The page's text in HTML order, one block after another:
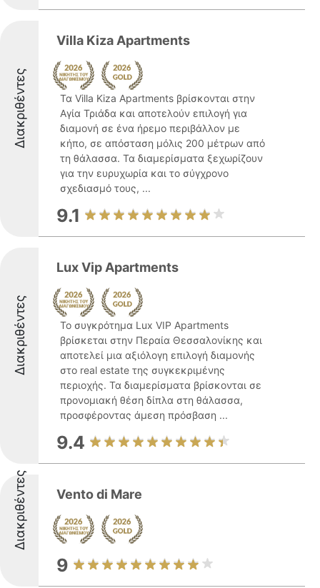
Διακριθέντες
Villa Kiza Apartments
Τα Villa Kiza Apartments βρίσκονται στην
Αγία Τριάδα και αποτελούν επιλογή για
διαμονή σε ένα ήρεμο περιβάλλον με
κήπο, σε απόσταση μόλις 200 μέτρων από
τη θάλασσα. Τα διαμερίσματα ξεχωρίζουν
για την ευρυχωρία και το σύγχρονο
σχεδιασμό τους, ...
9.1
Διακριθέντες
Lux Vip Apartments
Το συγκρότημα Lux VIP Apartments
βρίσκεται στην Περαία Θεσσαλονίκης και
αποτελεί μια αξιόλογη επιλογή διαμονής
στο real estate της συγκεκριμένης
περιοχής. Τα διαμερίσματα βρίσκονται σε
προνομιακή θέση δίπλα στη θάλασσα,
προσφέροντας άμεση πρόσβαση ...
9.4
Διακριθέντες Vento di Mare
9